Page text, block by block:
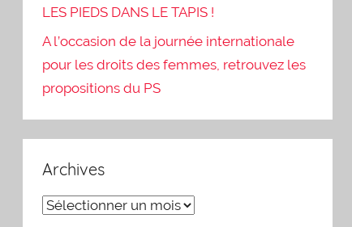
LES PIEDS DANS LE TAPIS !
A l’occasion de la journée internationale
pour les droits des femmes, retrouvez les
propositions du PS
Archives
Archives